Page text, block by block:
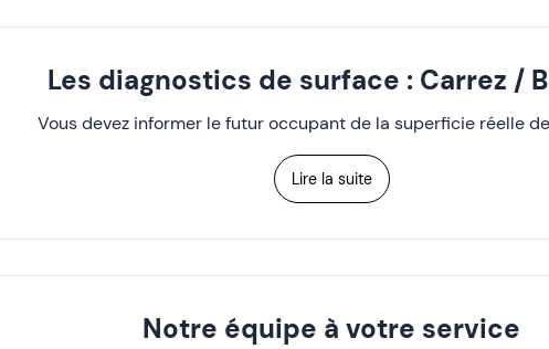
Les diagnostics de surface : Carrez /
Vous devez informer le futur occupant de la superficie réelle
Lire la suite
Notre équipe à votre service